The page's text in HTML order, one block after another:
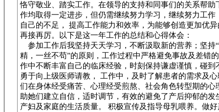
恪守敬业、踏实工作。在领导的支持和同事们的关系帮助
作均取得一定进步，但仍需继续努力学习，继续努力工作
自己的不足， 提高工作能力和效率，为能够创造更加优
再接再厉。以下是这一年工作的总结和心得体会：
参加工作后我坚持天天学习，不断汲取新的营养；坚持
精，一丝不苟”的原则，工作过程中严格避免事故及差错
作中不断丰富自己的临床经验，时刻保持谦虚谨慎，碰到
勇于向上级医师请教， 工作中，及时了解患者的需求及
们在身体经受痛苦、心理经受煎熬、社会角色转型期的心
助她们建立自信，适时调节，有效的避免了产后抑郁的发
产妇及家庭的生活质量。 积极宣传及指导母乳喂养。做